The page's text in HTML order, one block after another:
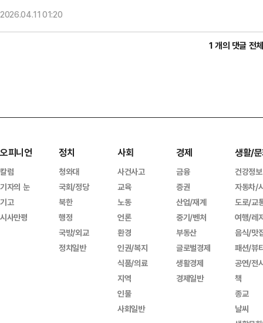
2026.04.1101:20
1 개의 댓글 전
오피니언
칼럼
기자의 눈
기고
시사만평
정치
청와대
국회/정당
북한
행정
국방/외교
정치일반
사회
사건사고
교육
노동
언론
환경
인권/복지
식품/의료
지역
인물
사회일반
경제
금융
증권
산업/재계
중기/벤처
부동산
글로벌경제
생활경제
경제일반
생활/
건강정보
자동차/
도로/교
여행/레
음식/맛
패션/뷰
공연/전
책
종교
날씨